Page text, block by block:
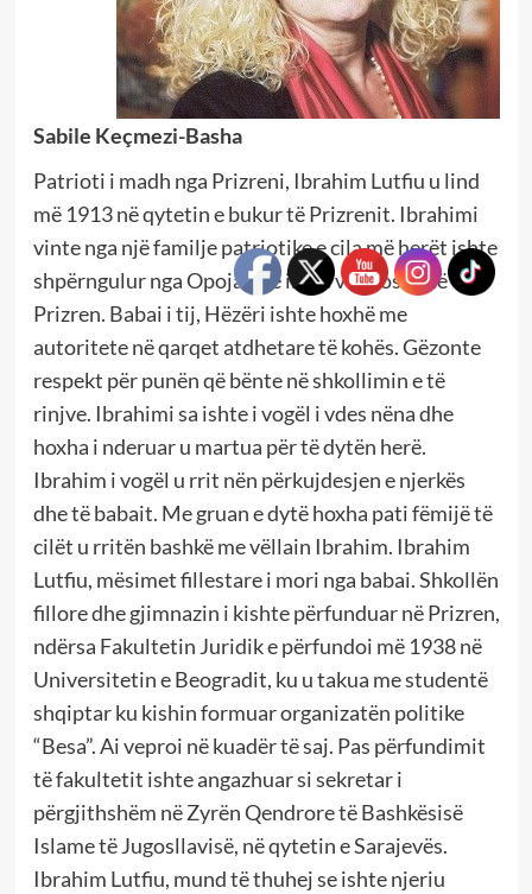
Sabile Keçmezi-Basha
Patrioti i madh nga Prizreni, Ibrahim Lutfiu u lind
më 1913 në qytetin e bukur të Prizrenit. Ibrahimi
vinte nga një familje patriotike e cila më herët ishte
shpërngulur nga Opoja dhe ishte vendosur në
Prizren. Babai i tij, Hëzëri ishte hoxhë me
autoritete në qarqet atdhetare të kohës. Gëzonte
respekt për punën që bënte në shkollimin e të
rinjve. Ibrahimi sa ishte i vogël i vdes nëna dhe
hoxha i nderuar u martua për të dytën herë.
Ibrahim i vogël u rrit nën përkujdesjen e njerkës
dhe të babait. Me gruan e dytë hoxha pati fëmijë të
cilët u rritën bashkë me vëllain Ibrahim. Ibrahim
Lutfiu, mësimet fillestare i mori nga babai. Shkollën
fillore dhe gjimnazin i kishte përfunduar në Prizren,
ndërsa Fakultetin Juridik e përfundoi më 1938 në
Universitetin e Beogradit, ku u takua me studentë
shqiptar ku kishin formuar organizatën politike
“Besa”. Ai veproi në kuadër të saj. Pas përfundimit
të fakultetit ishte angazhuar si sekretar i
përgjithshëm në Zyrën Qendrore të Bashkësisë
Islame të Jugosllavisë, në qytetin e Sarajevës.
Ibrahim Lutfiu, mund të thuhej se ishte njeriu